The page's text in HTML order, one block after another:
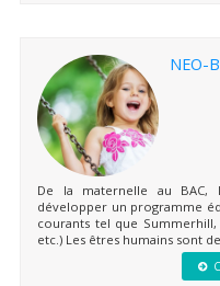
NEO-
De la maternelle au
développer un programme
courants tel que
etc.) Les êtres humains sont